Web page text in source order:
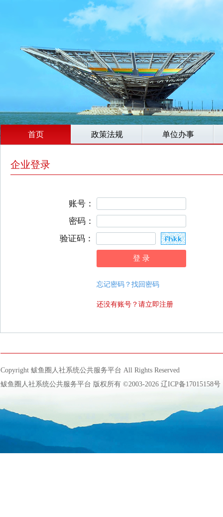
首页 政策法规 单位办事
企业登录
账号：
密码：
验证码：
忘记密码？找回密码
还没有账号？请立即注册
Copyright 鲅鱼圈人社系统公共服务平台 All Rights Reserved
鲅鱼圈人社系统公共服务平台 版权所有 ©2003-2026 辽ICP备17015158号